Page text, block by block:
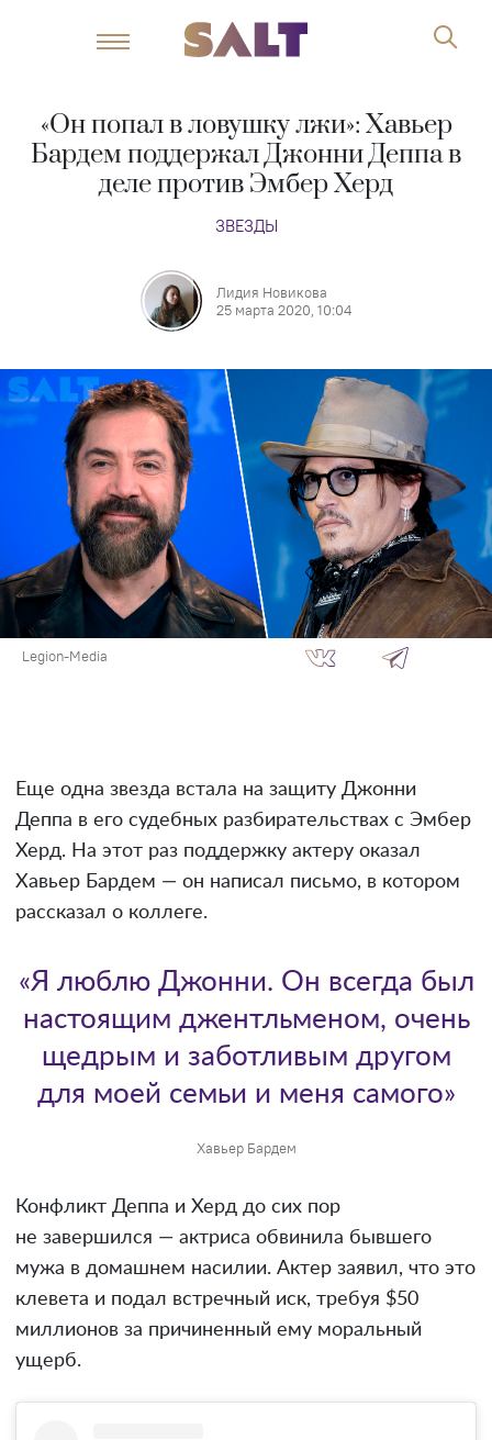
«Он попал в ловушку лжи»: Хавьер
Бардем поддержал Джонни Деппа в
деле против Эмбер Херд
ЗВЕЗДЫ
Лидия Новикова
25 марта 2020, 10:04
Legion-Media
Еще одна звезда встала на защиту Джонни
Деппа в его судебных разбирательствах с Эмбер
Херд. На этот раз поддержку актеру оказал
Хавьер Бардем — он написал письмо, в котором
рассказал о коллеге.
Хавьер Бардем
«Я люблю Джонни. Он всегда был
настоящим джентльменом, очень
щедрым и заботливым другом
для моей семьи и меня самого»
Конфликт Деппа и Херд до сих пор
не завершился — актриса обвинила бывшего
мужа в домашнем насилии. Актер заявил, что это
клевета и подал встречный иск, требуя $50
миллионов за причиненный ему моральный
ущерб.